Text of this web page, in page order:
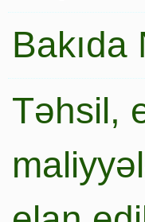
Təhsil,